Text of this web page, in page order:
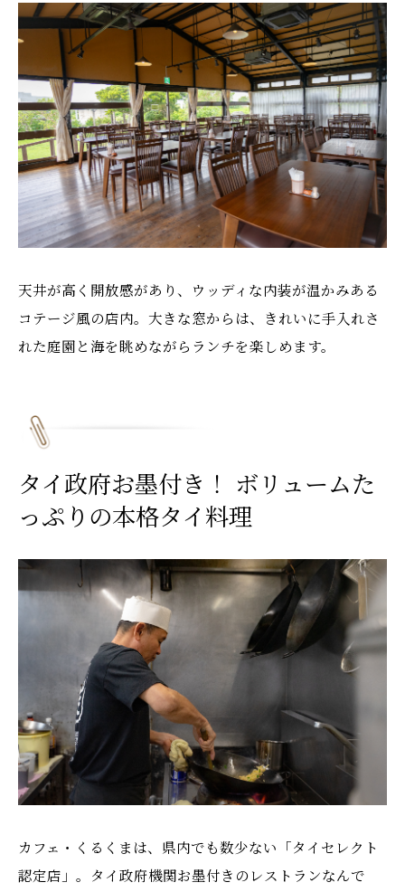
天井が高く開放感があり、ウッディな内装が温かみある
コテージ風の店内。大きな窓からは、きれいに手入れさ
れた庭園と海を眺めながらランチを楽しめます。
タイ政府お墨付き！ ボリュームた
っぷりの本格タイ料理
カフェ・くるくまは、県内でも数少ない「タイセレクト
認定店」。タイ政府機関お墨付きのレストランなんで